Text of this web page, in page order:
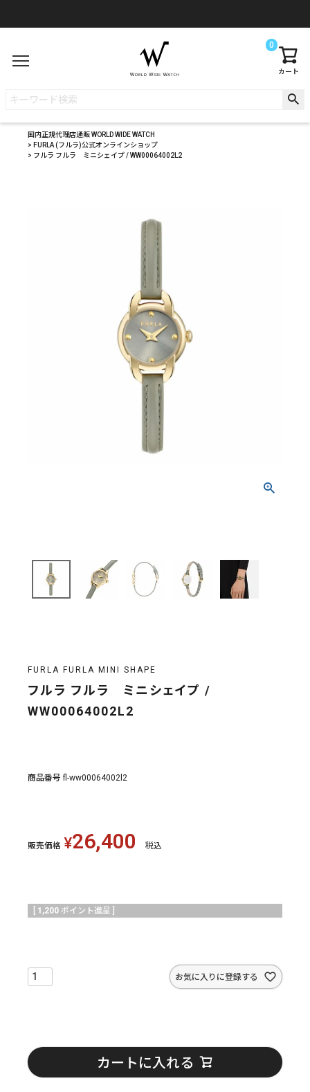
カート
0
国内正規代理店通販 WORLD WIDE WATCH
FURLA (フルラ)公式オンラインショップ
フルラ フルラ ミニシェイプ / WW00064002L2
FURLA FURLA MINI SHAPE
フルラ フルラ ミニシェイプ /
WW00064002L2
商品番号 fl-ww00064002l2
販売価格 ¥26,400 税込
1,200 ポイント進呈 ]
お気に入りに登録する
カートに入れる